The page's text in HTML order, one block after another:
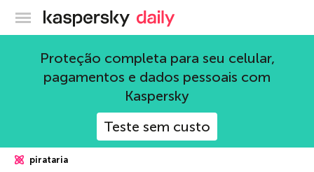
Blog oficial da Kaspersky
Proteção completa para seu celular,
pagamentos e dados pessoais com
Kaspersky
Teste sem custo
pirataria